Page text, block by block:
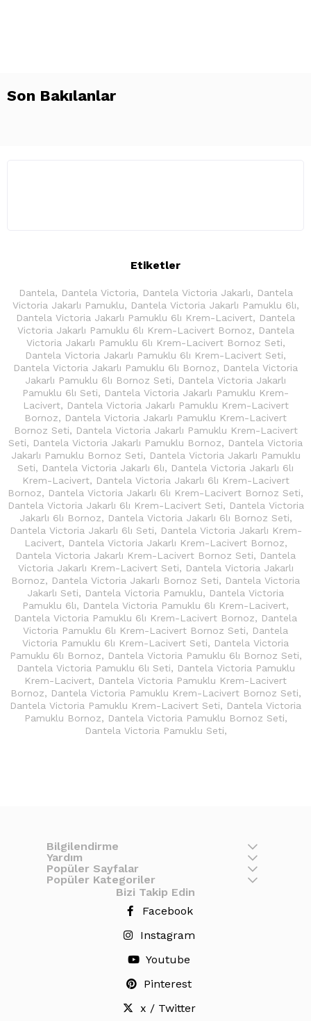
Son Bakılanlar
Etiketler
Dantela, Dantela Victoria, Dantela Victoria Jakarlı, Dantela
Victoria Jakarlı Pamuklu, Dantela Victoria Jakarlı Pamuklu 6lı,
Dantela Victoria Jakarlı Pamuklu 6lı Krem-Lacivert, Dantela
Victoria Jakarlı Pamuklu 6lı Krem-Lacivert Bornoz, Dantela
Victoria Jakarlı Pamuklu 6lı Krem-Lacivert Bornoz Seti,
Dantela Victoria Jakarlı Pamuklu 6lı Krem-Lacivert Seti,
Dantela Victoria Jakarlı Pamuklu 6lı Bornoz, Dantela Victoria
Jakarlı Pamuklu 6lı Bornoz Seti, Dantela Victoria Jakarlı
Pamuklu 6lı Seti, Dantela Victoria Jakarlı Pamuklu Krem-
Lacivert, Dantela Victoria Jakarlı Pamuklu Krem-Lacivert
Bornoz, Dantela Victoria Jakarlı Pamuklu Krem-Lacivert
Bornoz Seti, Dantela Victoria Jakarlı Pamuklu Krem-Lacivert
Seti, Dantela Victoria Jakarlı Pamuklu Bornoz, Dantela Victoria
Jakarlı Pamuklu Bornoz Seti, Dantela Victoria Jakarlı Pamuklu
Seti, Dantela Victoria Jakarlı 6lı, Dantela Victoria Jakarlı 6lı
Krem-Lacivert, Dantela Victoria Jakarlı 6lı Krem-Lacivert
Bornoz, Dantela Victoria Jakarlı 6lı Krem-Lacivert Bornoz Seti,
Dantela Victoria Jakarlı 6lı Krem-Lacivert Seti, Dantela Victoria
Jakarlı 6lı Bornoz, Dantela Victoria Jakarlı 6lı Bornoz Seti,
Dantela Victoria Jakarlı 6lı Seti, Dantela Victoria Jakarlı Krem-
Lacivert, Dantela Victoria Jakarlı Krem-Lacivert Bornoz,
Dantela Victoria Jakarlı Krem-Lacivert Bornoz Seti, Dantela
Victoria Jakarlı Krem-Lacivert Seti, Dantela Victoria Jakarlı
Bornoz, Dantela Victoria Jakarlı Bornoz Seti, Dantela Victoria
Jakarlı Seti, Dantela Victoria Pamuklu, Dantela Victoria
Pamuklu 6lı, Dantela Victoria Pamuklu 6lı Krem-Lacivert,
Dantela Victoria Pamuklu 6lı Krem-Lacivert Bornoz, Dantela
Victoria Pamuklu 6lı Krem-Lacivert Bornoz Seti, Dantela
Victoria Pamuklu 6lı Krem-Lacivert Seti, Dantela Victoria
Pamuklu 6lı Bornoz, Dantela Victoria Pamuklu 6lı Bornoz Seti,
Dantela Victoria Pamuklu 6lı Seti, Dantela Victoria Pamuklu
Krem-Lacivert, Dantela Victoria Pamuklu Krem-Lacivert
Bornoz, Dantela Victoria Pamuklu Krem-Lacivert Bornoz Seti,
Dantela Victoria Pamuklu Krem-Lacivert Seti, Dantela Victoria
Pamuklu Bornoz, Dantela Victoria Pamuklu Bornoz Seti,
Dantela Victoria Pamuklu Seti,
Bilgilendirme
Yardım
Popüler Sayfalar
Popüler Kategoriler
Bizi Takip Edin
Facebook
Instagram
Youtube
Pinterest
x / Twitter